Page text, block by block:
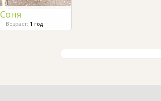
Соня
Возраст: 1 год